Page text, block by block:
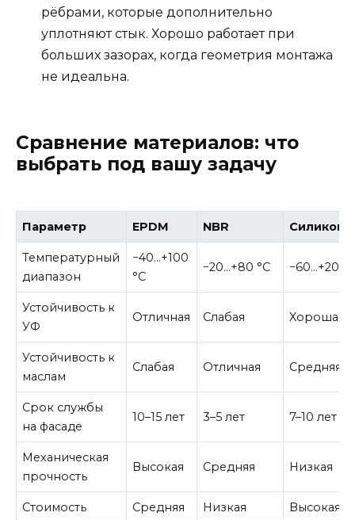
рёбрами, которые дополнительно
уплотняют стык. Хорошо работает при
больших зазорах, когда геометрия монтажа
не идеальна.
Сравнение материалов: что
выбрать под вашу задачу
Параметр EPDM NBR Силикон
Температурный
диапазон
−40…+100
°C
−20…+80 °C −60…+200
Устойчивость к
УФ
Отличная Слабая Хорошая
Устойчивость к
маслам
Слабая Отличная Средняя
Срок службы
на фасаде
10–15 лет 3–5 лет 7–10 лет
Механическая
прочность
Высокая Средняя Низкая
Стоимость Средняя Низкая Высокая